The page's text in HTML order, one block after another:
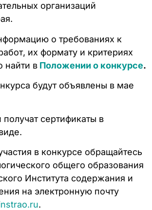
организаций
о требованиях к
их формату и критериях
найти в Положении о конкурсе.
будут объявлены в мае
получат сертификаты в
в конкурсе обращайтесь
общего образования
Института содержания и
на электронную почту
.